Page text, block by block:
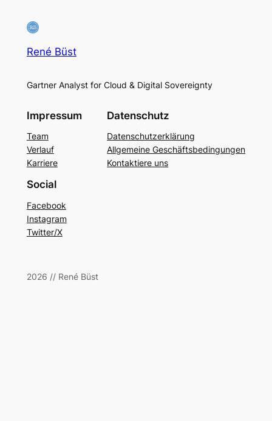
René Büst
Gartner Analyst for Cloud & Digital Sovereignty
Impressum
Team
Verlauf
Karriere
Datenschutz
Datenschutzerklärung
Allgemeine Geschäftsbedingungen
Kontaktiere uns
Social
Facebook
Instagram
Twitter/X
2026 // René Büst